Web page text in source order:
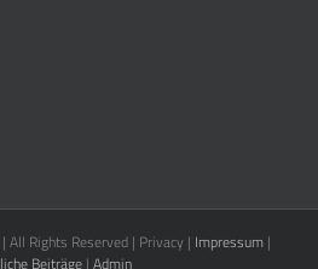
All Rights Reserved | Privacy | Impressum |
Beiträge |Admin